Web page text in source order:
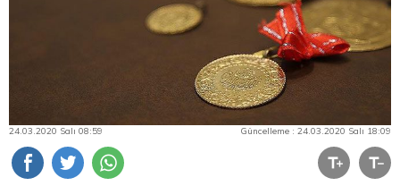
24.03.2020 Salı 08:59 Güncelleme : 24.03.2020 Salı 18:09